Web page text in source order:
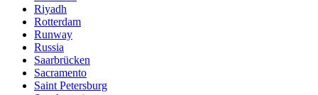
Riyadh
Rotterdam
Runway
Russia
Saarbrücken
Sacramento
Saint Petersburg